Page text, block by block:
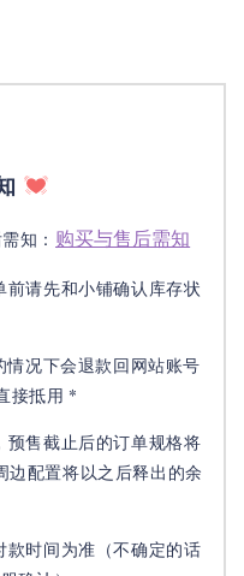
知： 购买与售后需知
请先和小铺确认库存状
况下会退款回网站账号
接抵用 *
售截止后的订单规格将
边配置将以之后释出的余
时间为准（不确定的话